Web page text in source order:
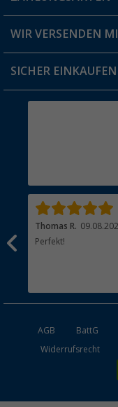
Jobs & Karriere
Versandinformationen
Rücksendung
WIR VERSENDEN
SICHER EINKAUFEN
Thomas R.
Perfekt!
AGB BattG
Widerrufsrecht